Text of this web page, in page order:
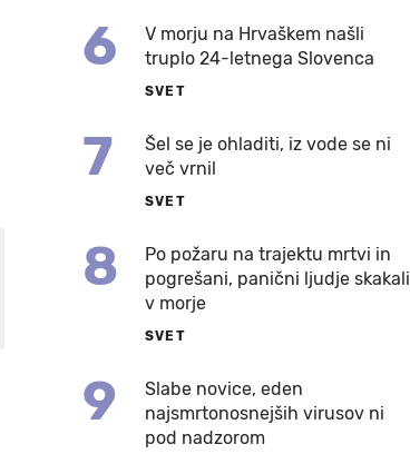
6
V morju na Hrvaškem našli
truplo 24-letnega Slovenca
SVET
7
Šel se je ohladiti, iz vode se ni
več vrnil
SVET
8
Po požaru na trajektu mrtvi in
pogrešani, panični ljudje skakali
v morje
SVET
9
Slabe novice, eden
najsmrtonosnejših virusov ni
pod nadzorom